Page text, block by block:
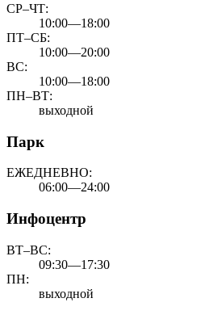
СР–ЧТ:
10:00—18:00
ПТ–СБ:
10:00—20:00
ВС:
10:00—18:00
ПН–ВТ:
выходной
Парк
ЕЖЕДНЕВНО:
06:00—24:00
Инфоцентр
ВТ–ВС:
09:30—17:30
ПН:
выходной